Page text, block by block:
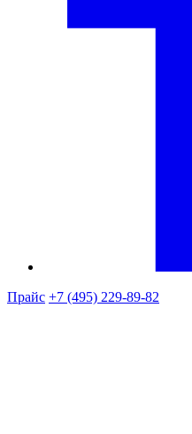
Прайс +7 (495) 229-89-82